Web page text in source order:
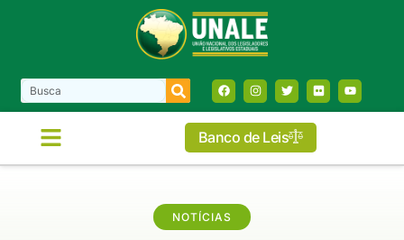
Banco de Leis
NOTÍCIAS